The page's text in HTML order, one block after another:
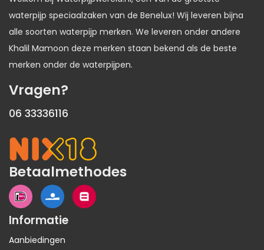
waterpijp speciaalzaken van de Benelux! Wij leveren bijna
alle soorten waterpijp merken. We leveren onder andere
Khalil Mamoon deze merken staan bekend als de beste
merken onder de waterpijpen.
Vragen?
06 33336116
Betaalmethodes
Informatie
Aanbiedingen